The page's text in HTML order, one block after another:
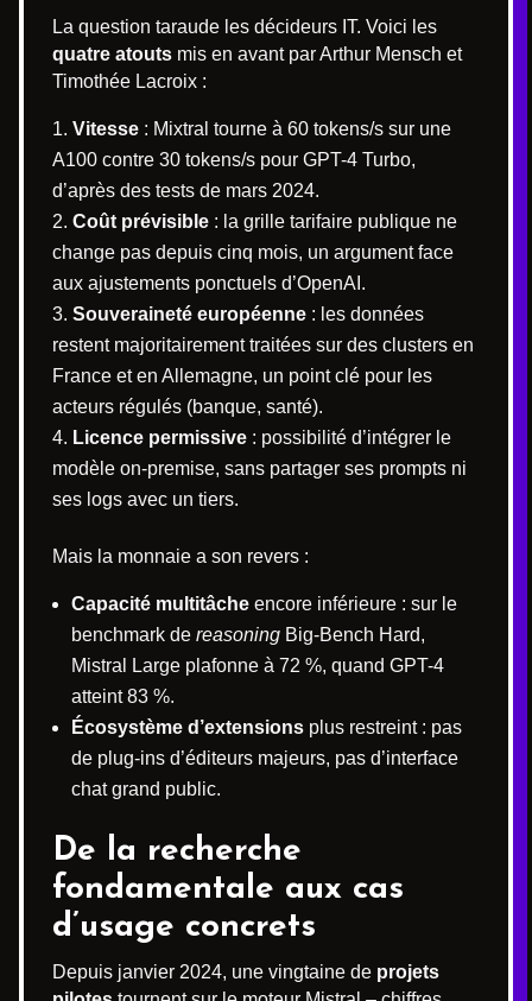
La question taraude les décideurs IT. Voici les
quatre atouts mis en avant par Arthur Mensch et
Timothée Lacroix :
Vitesse : Mixtral tourne à 60 tokens/s sur une
A100 contre 30 tokens/s pour GPT-4 Turbo,
d’après des tests de mars 2024.
Coût prévisible : la grille tarifaire publique ne
change pas depuis cinq mois, un argument face
aux ajustements ponctuels d’OpenAI.
Souveraineté européenne : les données
restent majoritairement traitées sur des clusters en
France et en Allemagne, un point clé pour les
acteurs régulés (banque, santé).
Licence permissive : possibilité d’intégrer le
modèle on-premise, sans partager ses prompts ni
ses logs avec un tiers.
Mais la monnaie a son revers :
Capacité multitâche encore inférieure : sur le
benchmark de reasoning Big-Bench Hard,
Mistral Large plafonne à 72 %, quand GPT-4
atteint 83 %.
Écosystème d’extensions plus restreint : pas
de plug-ins d’éditeurs majeurs, pas d’interface
chat grand public.
De la recherche
fondamentale aux cas
d’usage concrets
Depuis janvier 2024, une vingtaine de projets